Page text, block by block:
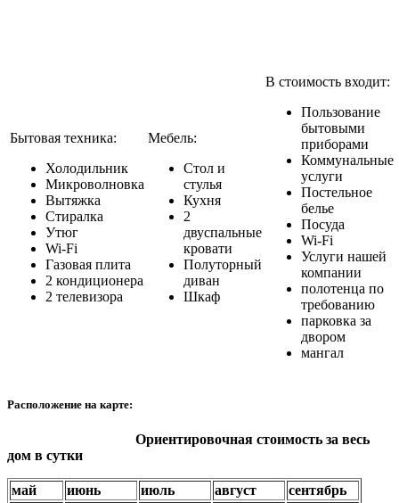
Бытовая техника:
Холодильник
Микроволновка
Вытяжка
Стиралка
Утюг
Wi-Fi
Газовая плита
2 кондиционера
2 телевизора
Мебель:
Стол и
стулья
Кухня
2
двуспальные
кровати
Полуторный
диван
Шкаф
В стоимость входит:
Пользование
бытовыми
приборами
Коммунальные
услуги
Постельное
белье
Посуда
Wi-Fi
Услуги нашей
компании
полотенца по
требованию
парковка за
двором
мангал
Расположение на карте:
Ориентировочная стоимость за весь
дом в сутки
май июнь июль август
сентябрь